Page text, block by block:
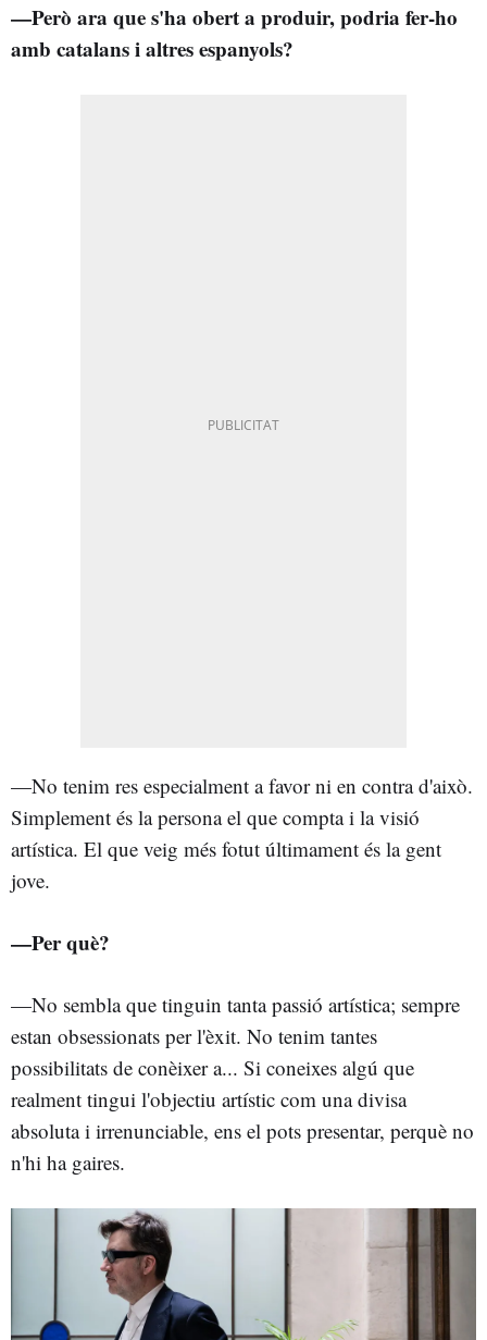
—Però ara que s'ha obert a produir, podria fer-ho
amb catalans i altres espanyols?
—No tenim res especialment a favor ni en contra d'això.
Simplement és la persona el que compta i la visió
artística. El que veig més fotut últimament és la gent
jove.
—Per què?
—No sembla que tinguin tanta passió artística; sempre
estan obsessionats per l'èxit. No tenim tantes
possibilitats de conèixer a... Si coneixes algú que
realment tingui l'objectiu artístic com una divisa
absoluta i irrenunciable, ens el pots presentar, perquè no
n'hi ha gaires.